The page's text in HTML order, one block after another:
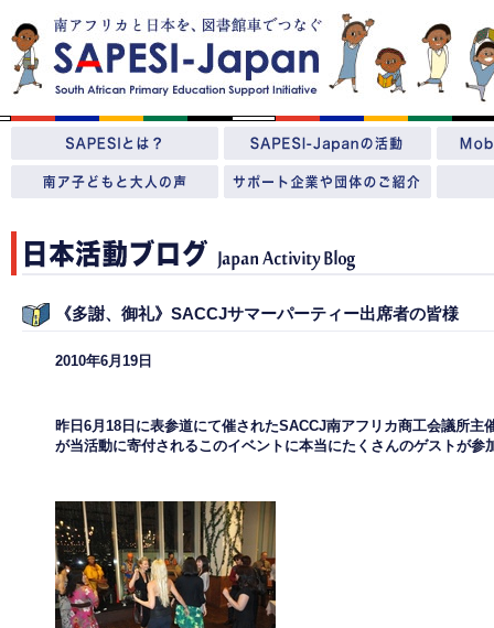
《多謝、御礼》SACCJサマーパーティー出席者の皆様
2010年6月19日
昨日6月18日に表参道にて催されたSACCJ南アフリカ商工会議所
が当活動に寄付されるこのイベントに本当にたくさんのゲストが